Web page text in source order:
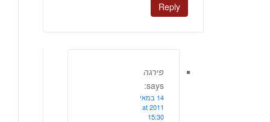
Reply
פירגה
says:
14 במאי
2011 at
15:30